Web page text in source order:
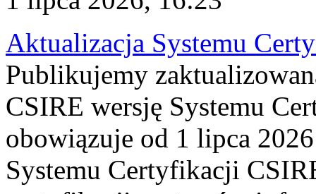
Aktualizacja Systemu
Publikujemy
CSIRE wersję Systemu
obowiązuje od 1 lipca
Systemu Certyfikacji